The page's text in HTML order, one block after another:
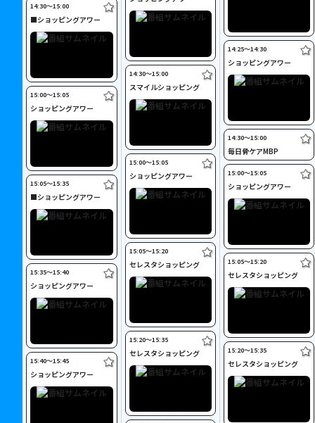
14:30〜15:00
■ショッピングアワー
15:00〜15:05
ショッピングアワー
15:05〜15:35
■ショッピングアワー
15:35〜15:40
ショッピングアワー
15:40〜15:45
ショッピングアワー
14:30〜15:00
スマイルショッピング
15:00〜15:05
ショッピングアワー
15:05〜15:20
セレスタショッピング
15:20〜15:35
セレスタショッピング
14:25〜14:30
ショッピングアワー
14:30〜15:00
毎日骨ケアMBP
15:00〜15:05
ショッピングアワー
15:05〜15:20
セレスタショッピング
15:20〜15:35
セレスタショッピング